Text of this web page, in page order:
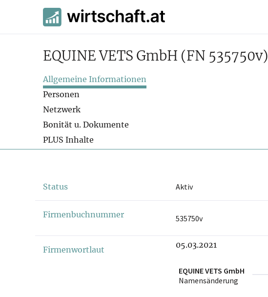
EQUINE VETS GmbH (FN 535750v)
Allgemeine Informationen
Personen
Netzwerk
Bonität u. Dokumente
PLUS Inhalte
Status Aktiv
Firmenbuchnummer 535750v
Firmenwortlaut 05.03.2021
EQUINE VETS GmbH
Namensänderung